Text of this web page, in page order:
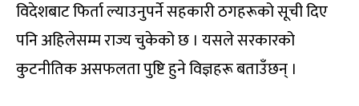
विदेशबाट फिर्ता ल्याउनुपर्ने सहकारी ठगहरूको सूची दिए
पनि अहिलेसम्म राज्य चुकेको छ । यसले सरकारको
कुटनीतिक असफलता पुष्टि हुने विज्ञहरू बताउँछन् ।